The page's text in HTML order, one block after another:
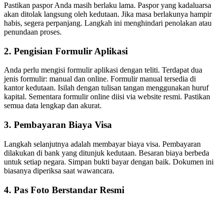
Pastikan paspor Anda masih berlaku lama. Paspor yang kadaluarsa
akan ditolak langsung oleh kedutaan. Jika masa berlakunya hampir
habis, segera perpanjang. Langkah ini menghindari penolakan atau
penundaan proses.
2. Pengisian Formulir Aplikasi
Anda perlu mengisi formulir aplikasi dengan teliti. Terdapat dua
jenis formulir: manual dan online. Formulir manual tersedia di
kantor kedutaan. Isilah dengan tulisan tangan menggunakan huruf
kapital. Sementara formulir online diisi via website resmi. Pastikan
semua data lengkap dan akurat.
3. Pembayaran Biaya Visa
Langkah selanjutnya adalah membayar biaya visa. Pembayaran
dilakukan di bank yang ditunjuk kedutaan. Besaran biaya berbeda
untuk setiap negara. Simpan bukti bayar dengan baik. Dokumen ini
biasanya diperiksa saat wawancara.
4. Pas Foto Berstandar Resmi